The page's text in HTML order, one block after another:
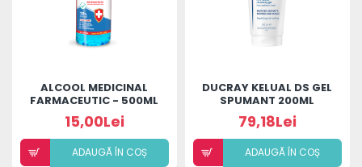
ALCOOL MEDICINAL
FARMACEUTIC - 500ML
15,00Lei
ADAUGÃ ÎN COȘ
DUCRAY KELUAL DS GEL
SPUMANT 200ML
79,18Lei
ADAUGÃ ÎN COȘ